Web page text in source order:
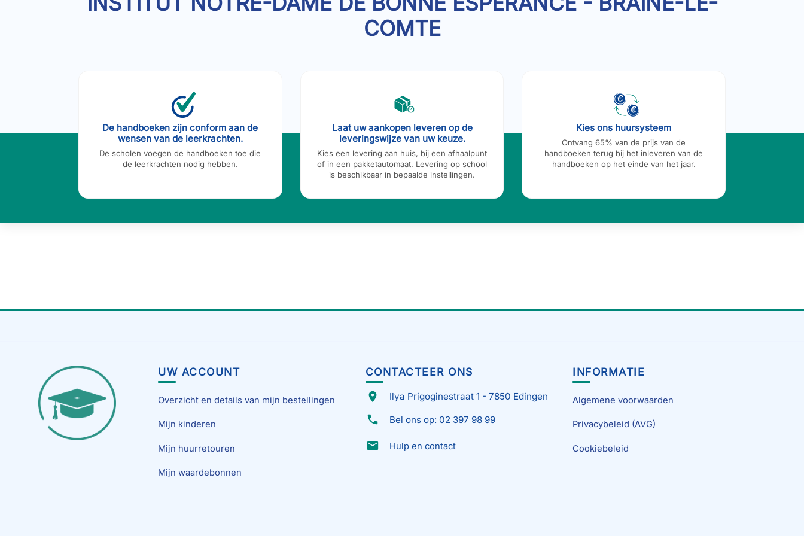
COMTE
De handboeken zijn conform aan de
wensen van de leerkrachten.
De scholen voegen de handboeken toe die
de leerkrachten nodig hebben.
Laat uw aankopen leveren op de
leveringswijze van uw keuze.
Kies een levering aan huis, bij een afhaalpunt
of in een pakketautomaat. Levering op school
is beschikbaar in bepaalde instellingen.
Kies ons huursysteem
Ontvang 65% van de prijs van de
handboeken terug bij het inleveren van de
handboeken op het einde van het jaar.
UW ACCOUNT
Overzicht en details van mijn bestellingen
Mijn kinderen
Mijn huurretouren
Mijn waardebonnen
CONTACTEER ONS
place Ilya Prigoginestraat 1 - 7850 Edingen
phone Bel ons op: 02 397 98 99
email Hulp en contact
INFORMATIE
Algemene voorwaarden
Privacybeleid (AVG)
Cookiebeleid